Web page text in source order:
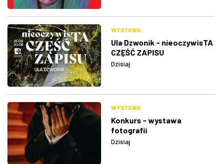
WYSTAWA
Ula Dzwonik - nieoczywisTA
CZĘŚĆ ZAPISU
Dzisiaj
WYSTAWA
Konkurs - wystawa
fotografii
Dzisiaj